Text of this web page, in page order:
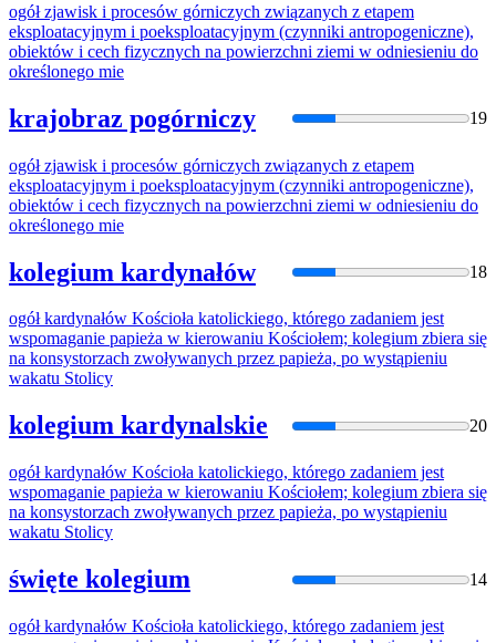
ogółzjawisk i procesów górniczych związanych z etapem
eksploatacyjnym i poeksploatacyjnym (czynniki antropogeniczne),
obiektów i cech fizycznych na powierzchni ziemi w odniesieniu do
określonego mie
krajobraz pogórniczy 19
ogółzjawisk i procesów górniczych związanych z etapem
eksploatacyjnym i poeksploatacyjnym (czynniki antropogeniczne),
obiektów i cech fizycznych na powierzchni ziemi w odniesieniu do
określonego mie
kolegium kardynałów 18
ogółkardynałów Kościoła katolickiego, którego zadaniem jest
wspomaganie papieża w kierowaniu Kościołem; kolegium zbiera się
na konsystorzach zwoływanych przez papieża, po wystąpieniu
wakatu Stolicy
kolegium kardynalskie 20
ogółkardynałów Kościoła katolickiego, którego zadaniem jest
wspomaganie papieża w kierowaniu Kościołem; kolegium zbiera się
na konsystorzach zwoływanych przez papieża, po wystąpieniu
wakatu Stolicy
święte kolegium 14
ogółkardynałów Kościoła katolickiego, którego zadaniem jest